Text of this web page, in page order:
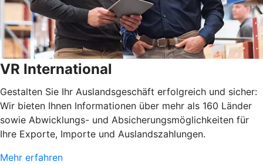
VR International
Gestalten Sie Ihr Auslandsgeschäft erfolgreich und sicher:
Wir bieten Ihnen Informationen über mehr als 160 Länder
sowie Abwicklungs- und Absicherungsmöglichkeiten für
Ihre Exporte, Importe und Auslandszahlungen.
Mehr erfahren